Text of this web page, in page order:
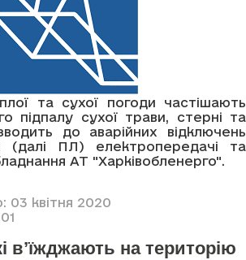
та сухої погоди частішають
підпалу сухої трави, стерні та
до аварійних відключень
(далі ПЛ) електропередачі та
АТ "Харківобленерго".
03 квітня 2020
в’їжджають на територію